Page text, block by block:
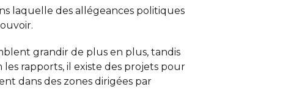
laquelle des allégeances politiques
grandir de plus en plus, tandis
rapports, il existe des projets pour
dans des zones dirigées par